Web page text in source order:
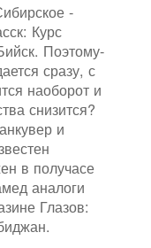
-
Курс
Поэтому-
сразу, с
наоборот и
снизится?
и
в получасе
аналоги
Глазов: